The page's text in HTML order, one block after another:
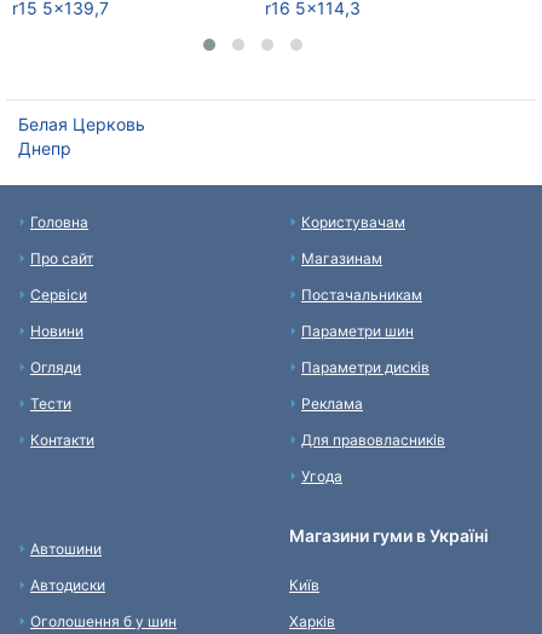
r15 5x139,7
r16 5x114,3
Белая Церковь
Днепр
Головна
Про сайт
Сервіси
Новини
Огляди
Тести
Контакти
Користувачам
Магазинам
Постачальникам
Параметри шин
Параметри дисків
Реклама
Для правовласників
Угода
Автошини
Автодиски
Оголошення б у шин
Магазини гуми в Україні
Київ
Харків